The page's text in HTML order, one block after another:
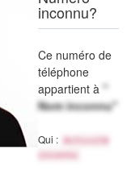
inconnu?
Ce numéro de
téléphone
appartient à "
Nom inconnu"
Qui :
Activité
inconnu